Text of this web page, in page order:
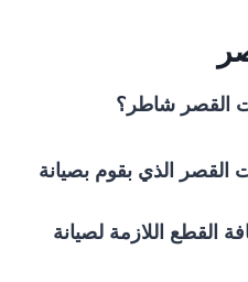
القصر شاطر؟
الذي بقوم بصيانة
القطع اللازمة لصيانة